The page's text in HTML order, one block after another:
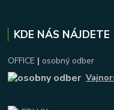
KDE NÁS NÁJDETE
OFFICE | osobný odber